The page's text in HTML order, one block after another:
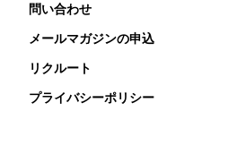
問い合わせ
メールマガジンの申込
リクルート
プライバシーポリシー